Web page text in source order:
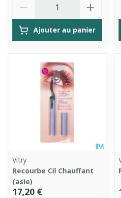
Ajouter au panier
Vitry
Recourbe Cil Chauffant
(asie)
17,20 €